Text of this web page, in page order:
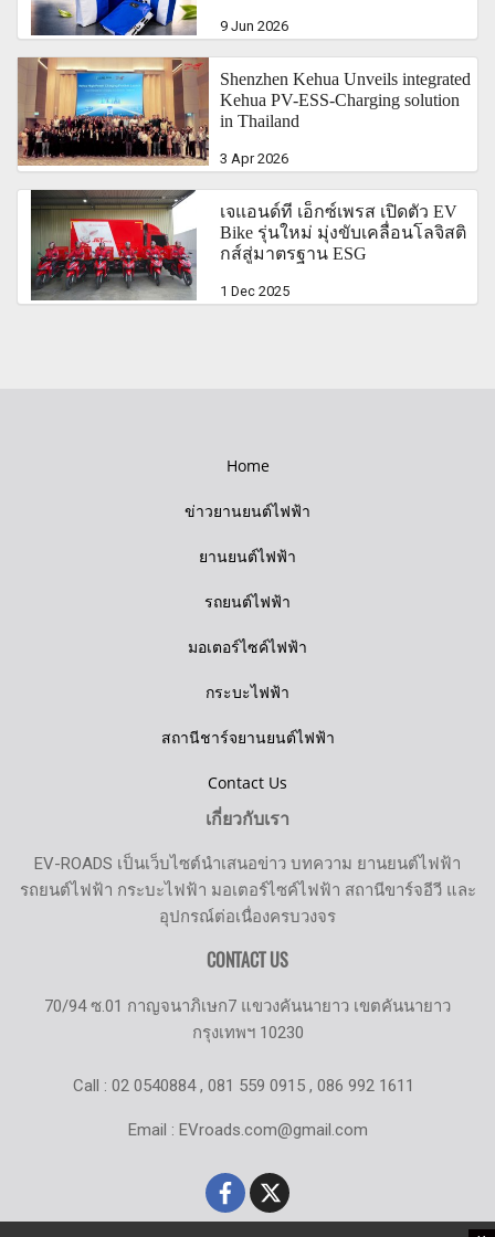
9 Jun 2026
Shenzhen Kehua Unveils integrated
Kehua PV-ESS-Charging solution
in Thailand
3 Apr 2026
เจแอนด์ที เอ็กซ์เพรส เปิดตัว EV
Bike รุ่นใหม่ มุ่งขับเคลื่อนโลจิสติ
กส์สู่มาตรฐาน ESG
1 Dec 2025
Home
ข่าวยานยนต์ไฟฟ้า
ยานยนต์ไฟฟ้า
รถยนต์ไฟฟ้า
มอเตอร์ไซค์ไฟฟ้า
กระบะไฟฟ้า
สถานีชาร์จยานยนต์ไฟฟ้า
Contact Us
เกี่ยวกับเรา
EV-ROADS เป็นเว็บไซต์นำเสนอข่าว บทความ ยานยนต์ไฟฟ้า
รถยนต์ไฟฟ้า กระบะไฟฟ้า มอเตอร์ไซค์ไฟฟ้า สถานีขาร์จอีวี และ
อุปกรณ์ต่อเนื่องครบวงจร
CONTACT US
70/94 ซ.01 กาญจนาภิเษก7 แขวงคันนายาว เขตคันนายาว
กรุงเทพฯ 10230
Call : 02 0540884 , 081 559 0915 , 086 992 1611
Email : EVroads.com@gmail.com